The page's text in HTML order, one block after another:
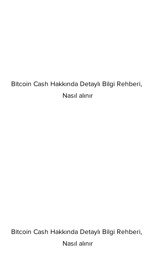
Bitcoin Cash Hakkında Detaylı Bilgi Rehberi,
Nasıl alınır
Bitcoin Cash Hakkında Detaylı Bilgi Rehberi,
Nasıl alınır